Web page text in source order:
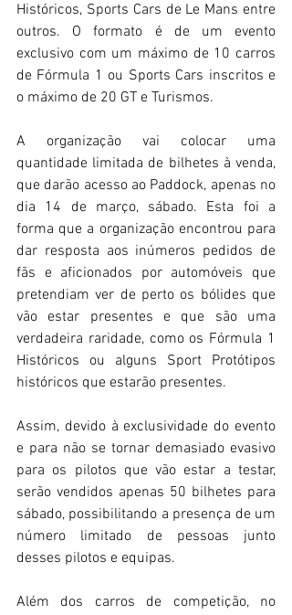
Históricos, Sports Cars de Le Mans entre
outros. O formato é de um evento
exclusivo com um máximo de 10 carros
de Fórmula 1 ou Sports Cars inscritos e
o máximo de 20 GT e Turismos.
A organização vai colocar uma
quantidade limitada de bilhetes à venda,
que darão acesso ao Paddock, apenas no
dia 14 de março, sábado. Esta foi a
forma que a organização encontrou para
dar resposta aos inúmeros pedidos de
fãs e aficionados por automóveis que
pretendiam ver de perto os bólides que
vão estar presentes e que são uma
verdadeira raridade, como os Fórmula 1
Históricos ou alguns Sport Protótipos
históricos que estarão presentes.
Assim, devido à exclusividade do evento
e para não se tornar demasiado evasivo
para os pilotos que vão estar a testar,
serão vendidos apenas 50 bilhetes para
sábado, possibilitando a presença de um
número limitado de pessoas junto
desses pilotos e equipas.
Além dos carros de competição, no